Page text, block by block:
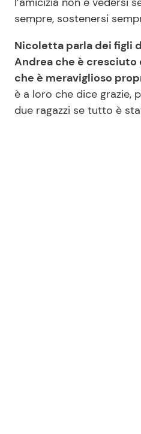
sempre, sostenersi
Nicoletta parla dei figli
Andrea che è cresciuto
che è meraviglioso
è a loro che dice grazie,
due ragazzi se tutto è